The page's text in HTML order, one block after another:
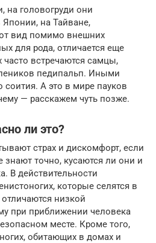
на головогруди они
Японии, на Тайване,
вид помимо внешних
для рода, отличается еще
встречаются самцы,
педипальп. Иными
соития. А это в мире пауков
— расскажем чуть позже.
ли это?
страх и дискомфорт, если
знают точно, кусаются ли они и
В действительности
которые селятся в
низкой
при приближении человека
месте. Кроме того,
обитающих в домах и